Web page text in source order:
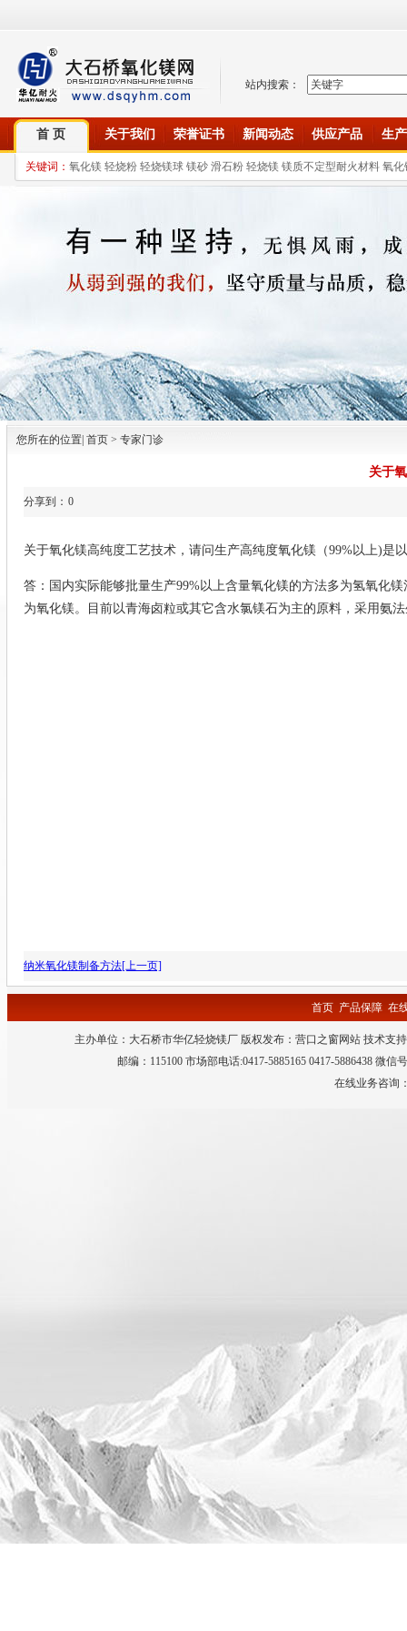
站内搜索：
首 页 关于我们 荣誉证书 新闻动态 供应产品 生
关键词： 氧化镁 轻烧粉 轻烧镁球 镁砂 滑石粉 轻烧镁 镁质不定型耐火材料 氧
您所在的位置| 首页 > 专家门诊
关于
分享到： 0
关于氧化镁高纯度工艺技术，请问生产高纯度氧化镁（99%以上)是
答：国内实际能够批量生产99%以上含量氧化镁的方法多为氢氧化
为氧化镁。目前以青海卤粒或其它含水氯镁石为主的原料，采用氨
纳米氧化镁制备方法[上一页]
首页 产品保障 在
主办单位：大石桥市华亿轻烧镁厂 版权发布： 营口之窗网站 技术支
邮编：115100 市场部电话:0417-5885165 0417-5886438 微
在线业务咨询